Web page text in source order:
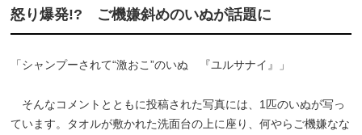
怒り爆発!? ご機嫌斜めのいぬが話題に
「シャンプーされて“激おこ”のいぬ 『ユルサナイ』」
そんなコメントとともに投稿された写真には、1匹のいぬが写っ
ています。タオルが敷かれた洗面台の上に座り、何やらご機嫌なな